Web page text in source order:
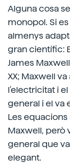
Alguna cosa
monopol. Si
almenys
gran científic:
James
XX; Maxwell
l'electricitat i
general i el va
Les
Maxwell, però
general que
elegant.